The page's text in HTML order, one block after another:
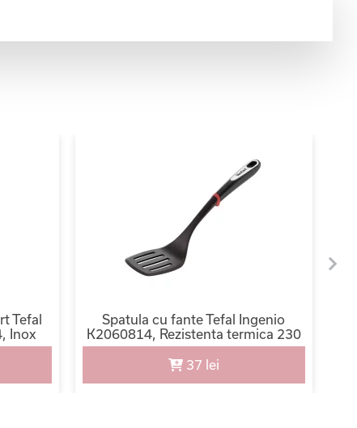
Tefal
Inox
Spatula cu fante Tefal Ingenio
K2060814, Rezistenta termica 230
grade, Inel silicon, Plastic, Negru
37 lei